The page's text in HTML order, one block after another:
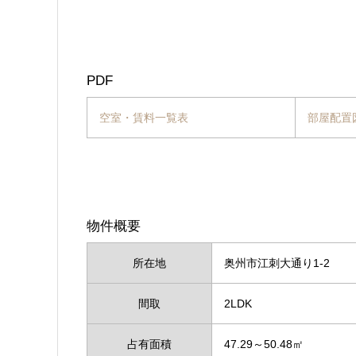
PDF
空室・賃料一覧表 部屋配置
物件概要
所在地 奥州市江刺大通り1-2
間取 2LDK
占有面積 47.29～50.48㎡